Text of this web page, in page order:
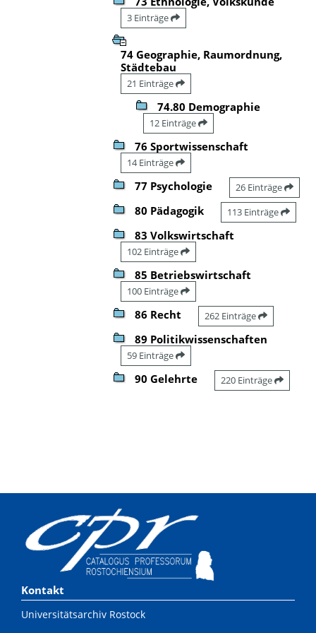
3 Einträge
74 Geographie, Raumordnung,
Städtebau
21 Einträge
74.80 Demographie
12 Einträge
76 Sportwissenschaft
14 Einträge
77 Psychologie 26 Einträge
80 Pädagogik 113 Einträge
83 Volkswirtschaft
102 Einträge
85 Betriebswirtschaft
100 Einträge
86 Recht 262 Einträge
89 Politikwissenschaften
59 Einträge
90 Gelehrte 220 Einträge
Kontakt
Universitätsarchiv Rostock